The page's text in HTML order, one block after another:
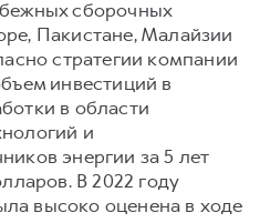
сборочных
Пакистане, Малайзии
стратегии компании
инвестиций в
в области
и
энергии за 5 лет
В 2022 году
высоко оценена в ходе